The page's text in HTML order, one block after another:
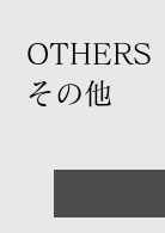
​その他
OTHERS